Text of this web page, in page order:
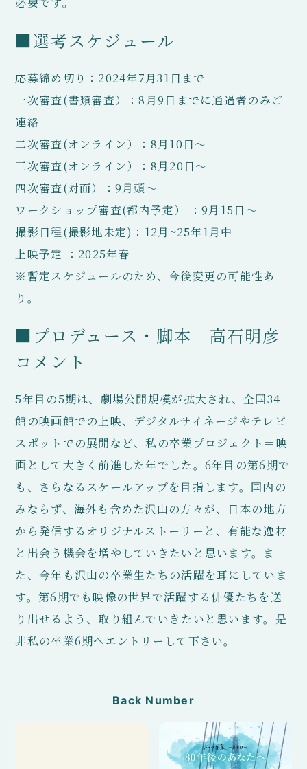
■選考スケジュール
応募締め切り：2024年7月31日まで
一次審査(書類審査）：8月9日までに通過者のみご
連絡
二次審査(オンライン）：8月10日～
三次審査(オンライン）：8月20日～
四次審査(対面）：9月頭～
ワークショップ審査(都内予定） ：9月15日～
撮影日程(撮影地未定)：12月~25年1月中
上映予定 ：2025年春
※暫定スケジュールのため、今後変更の可能性あ
り。
■プロデュース・脚本 高石明彦
コメント
5年目の5期は、劇場公開規模が拡大され、全国34
館の映画館での上映、デジタルサイネージやテレビ
スポットでの展開など、私の卒業プロジェクト＝映
画として大きく前進した年でした。6年目の第6期で
も、さらなるスケールアップを目指します。国内の
みならず、海外も含めた沢山の方々が、日本の地方
から発信するオリジナルストーリーと、有能な逸材
と出会う機会を増やしていきたいと思います。ま
た、今年も沢山の卒業生たちの活躍を耳にしていま
す。第6期でも映像の世界で活躍する俳優たちを送
り出せるよう、取り組んでいきたいと思います。是
非私の卒業6期へエントリーして下さい。
Back Number